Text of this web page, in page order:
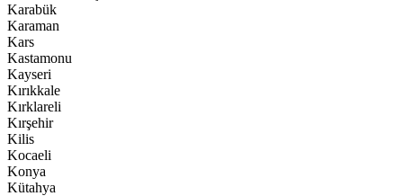
Karabük
Karaman
Kars
Kastamonu
Kayseri
Kırıkkale
Kırklareli
Kırşehir
Kilis
Kocaeli
Konya
Kütahya